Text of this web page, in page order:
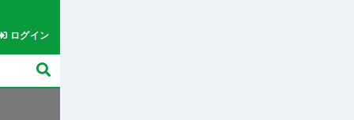
ログイン